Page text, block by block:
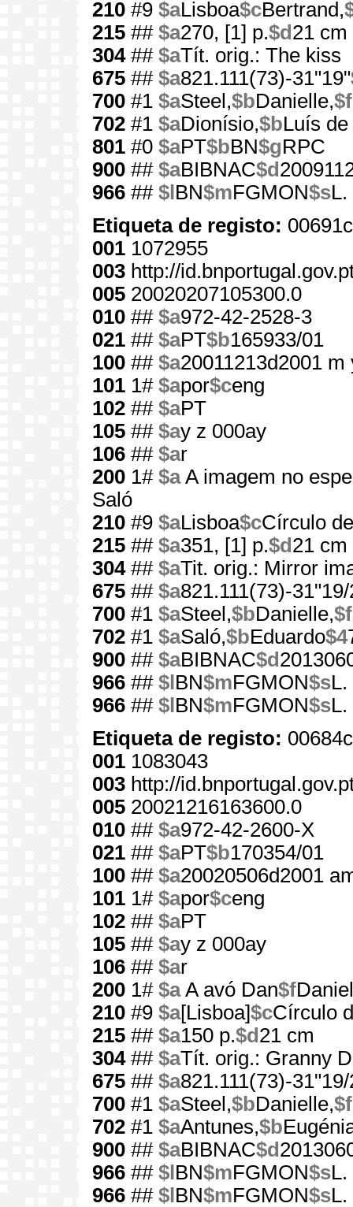
210 #9 $aLisboa$cBertrand,
215 ## $a270, [1] p.$d 21 cm
304## $aTít. orig.: The kiss
675 ## $a821.111(73)-31"19"
700 #1 $aSteel,$bDanielle,$f
702 #1 $aDionísio,$bLuís
801 #0 $aPT$bBN$gRPC
900 ## $aBIBNAC$d
966 ## $l BN$mFGMON$sL.
Etiqueta de registo:
001 1072955
003 http://
005 20020207105300.0
010 ## $a972-42-2528-3
021 ## $aPT$b165933/01
100 ## $a20011213d2001
101 1# $apor$ceng
102 ## $aPT
105 ## $ay z 000ay
106 ## $ar
200 1# $aA imagem no
Saló
210 #9 $aLisboa$cCírculo
215 ## $a351, [1] p.$d 21 cm
304## $aTit. orig.: Mirror
675 ## $a821.111(73)-
700 #1 $aSteel,$bDanielle,$f
702 #1 $aSaló,$bEduardo$4
900 ## $aBIBNAC$d
966 ## $l BN$mFGMON$sL.
966 ## $l BN$mFGMON$sL.
Etiqueta de registo:
001 1083043
003 http://
005 20021216163600.0
010 ## $a972-42-2600-X
021 ## $aPT$b170354/01
100 ## $a20020506d2001
101 1# $apor$ceng
102 ## $aPT
105 ## $ay z 000ay
106 ## $ar
200 1# $aA avó Dan$f
210 #9 $a[Lisboa]$cCírculo
215 ## $a150 p.$d 21 cm
304## $aTít. orig.: Granny
675 ## $a821.111(73)-
700 #1 $aSteel,$bDanielle,$f
702 #1 $aAntunes,$b
900 ## $aBIBNAC$d
966 ## $l BN$mFGMON$sL.
966 ## $l BN$mFGMON$sL.